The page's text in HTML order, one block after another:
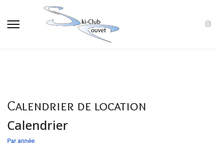
Calendrier de location
Calendrier
Par année